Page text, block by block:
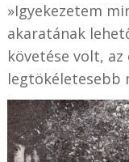
»Igyekezetem
akaratának
követése volt,
legtökéletesebb